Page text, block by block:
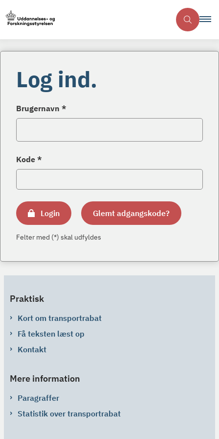
Log ind.
Brugernavn *
Kode *
Login Glemt adgangskode?
Felter med (*) skal udfyldes
Praktisk
Kort om transportrabat
Få teksten læst op
Kontakt
Mere information
Paragraffer
Statistik over transportrabat